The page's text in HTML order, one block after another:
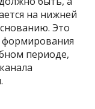
на нижней
Это
формирования
периоде,